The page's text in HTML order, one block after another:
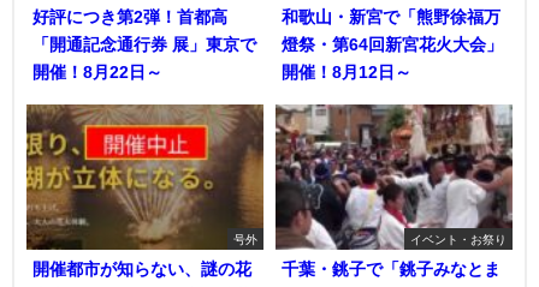
好評につき第2弾！首都高
「開通記念通行券 展」東京で
開催！8月22日～
和歌山・新宮で「熊野徐福万
燈祭・第64回新宮花火大会」
開催！8月12日～
号外
開催都市が知らない、謎の花
イベント・お祭り
千葉・銚子で「銚子みなとま